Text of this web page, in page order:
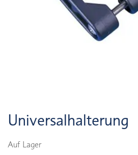
Universalhalterung
Auf Lager